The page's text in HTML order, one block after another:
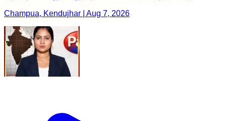
Champua, Kendujhar | Aug 7, 2026